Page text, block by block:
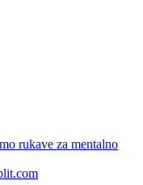
rukave za mentalno